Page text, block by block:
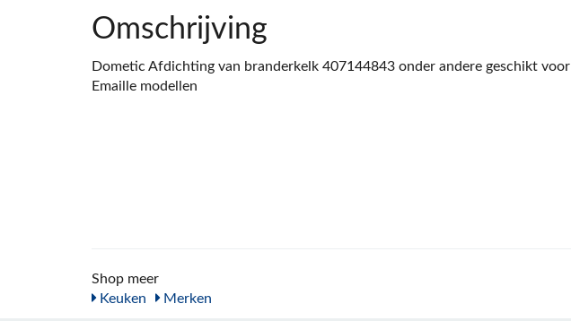
Omschrijving
Dometic Afdichting van branderkelk 407144843 onder andere geschikt voor
Emaille modellen
Shop meer
Keuken
Merken